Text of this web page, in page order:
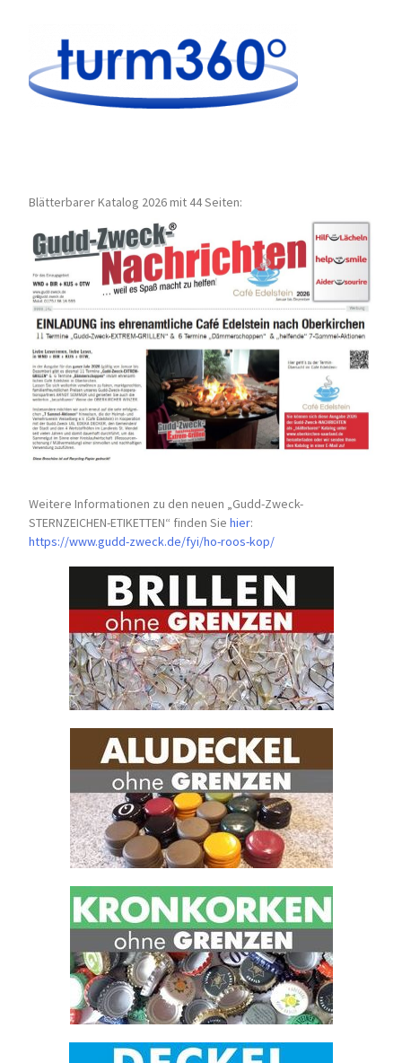
Blätterbarer Katalog 2026 mit 44 Seiten:
Weitere Informationen zu den neuen „Gudd-Zweck-
STERNZEICHEN-ETIKETTEN“ finden Siehier:
https://www.gudd-zweck.de/fyi/ho-roos-kop/